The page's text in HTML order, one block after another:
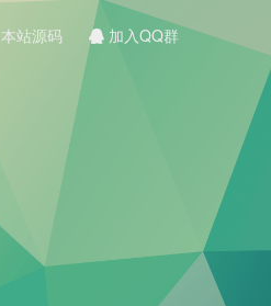
本站源码 加入QQ群